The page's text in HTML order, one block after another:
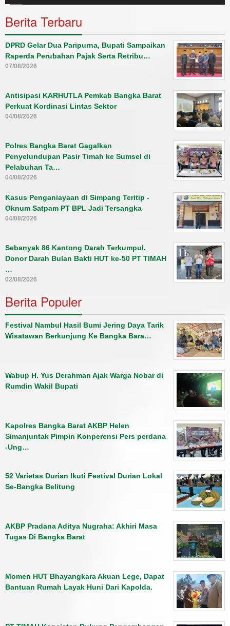
Berita Terbaru
DPRD Gelar Dua Paripurna, Bupati Sampaikan
Raperda Perubahan Pajak Serta Retribu…
07/08/2026
Antisipasi KARHUTLA Pemkab Bangka Barat
Perkuat Kordinasi Lintas Sektor
04/08/2026
Polres Bangka Barat Gagalkan
Penyelundupan Pasir Timah ke Sumsel di
Pelabuhan Ta…
04/08/2026
Kasus Penganiayaan di Simpang Teritip -
Oknum Satpam PT BPL Jadi Tersangka
04/08/2026
Sebanyak 86 Kantong Darah Terkumpul,
Donor Darah Bulan Bakti HUT ke-50 PT TIMAH
…
02/08/2026
Berita Populer
Festival Nambul Hasil Bumi Jering Daya Tarik
Wisatawan Berkunjung Ke Bangka Bara…
Wabup H. Yus Derahman Ajak Warga Nobar di
Rumdin Wakil Bupati
Kapolres Bangka Barat AKBP Helen
Simanjuntak Pimpin Konperensi Pers perdana
-Ung…
52 Varietas Durian Ikuti Festival Durian Lokal
Se-Bangka Belitung
AKBP Pradana Aditya Nugraha: Akhiri Masa
Tugas Di Bangka Barat
Momen HUT Bhayangkara Akuan Lege, Dapat
Bantuan Rumah Layak Huni Dari Kapolda.